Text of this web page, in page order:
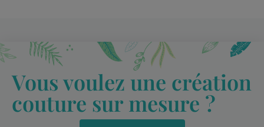
Vous voulez une création
couture sur mesure ?